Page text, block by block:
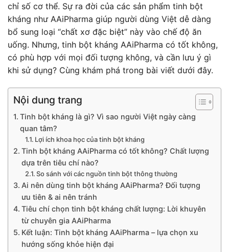
chỉ số cơ thể. Sự ra đời của các sản phẩm tinh bột
kháng như AAiPharma giúp người dùng Việt dễ dàng
bổ sung loại “chất xơ đặc biệt” này vào chế độ ăn
uống. Nhưng, tinh bột kháng AAiPharma có tốt không,
có phù hợp với mọi đối tượng không, và cần lưu ý gì
khi sử dụng? Cùng khám phá trong bài viết dưới đây.
Nội dung trang
Tinh bột kháng là gì? Vì sao người Việt ngày càng
quan tâm?
Lợi ích khoa học của tinh bột kháng
Tinh bột kháng AAiPharma có tốt không? Chất lượng
dựa trên tiêu chí nào?
So sánh với các nguồn tinh bột thông thường
Ai nên dùng tinh bột kháng AAiPharma? Đối tượng
ưu tiên & ai nên tránh
Tiêu chí chọn tinh bột kháng chất lượng: Lời khuyên
từ chuyên gia AAiPharma
Kết luận: Tinh bột kháng AAiPharma – lựa chọn xu
hướng sống khỏe hiện đại